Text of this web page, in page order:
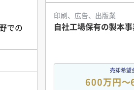
での
印刷、広告、出版業
自社工場保有の製本
売却希望
600万円〜